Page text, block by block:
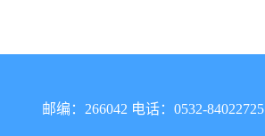
邮编：266042 电话：0532-84022725